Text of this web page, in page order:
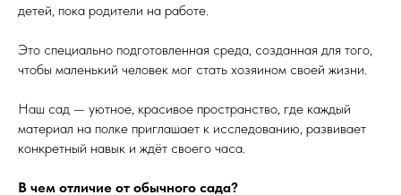
детей, пока родители на работе.
Это специально подготовленная среда, созданная для того,
чтобы маленький человек мог стать хозяином своей жизни.
Наш сад — уютное, красивое пространство, где каждый
материал на полке приглашает к исследованию, развивает
конкретный навык и ждёт своего часа.
В чем отличие от обычного сада?